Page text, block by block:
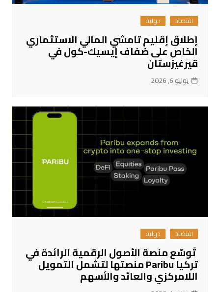
اقتصاد دولية
إطلاق إقليم تامشي المالي الاستثماري
الخاص على ضفاف إيسيك-كول في
قيرغيزستان
يوليو 6, 2026
اقتصاد دولية
تُوسّع منصة الأصول الرقمية الرائدة في
تركيا Paribu منصتها لتشمل التمويل
اللامركزي والعائد والأسهم